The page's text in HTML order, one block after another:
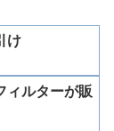
け
ィルターが販